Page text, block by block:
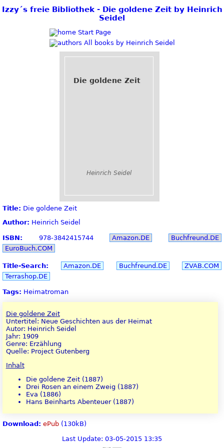
Izzy´s freie Bibliothek - Die goldene Zeit by Heinrich
Seidel
Start Page
All books by Heinrich Seidel
Die goldene Zeit
Heinrich Seidel
Title: Die goldene Zeit
Author: Heinrich Seidel
ISBN: 978-3842415744 Amazon.DE
Buchfreund.DE
EuroBuch.COM
Title-Search: Amazon.DE Buchfreund.DE
ZVAB.COM
Terrashop.DE
Tags: Heimatroman
Die goldene Zeit
Untertitel: Neue Geschichten aus der Heimat
Autor: Heinrich Seidel
Jahr: 1909
Genre: Erzählung
Quelle: Project Gutenberg
Inhalt
Die goldene Zeit (1887)
Drei Rosen an einem Zweig (1887)
Eva (1886)
Hans Beinharts Abenteuer (1887)
Download: ePub (130kB)
Last Update: 03-05-2015 13:35